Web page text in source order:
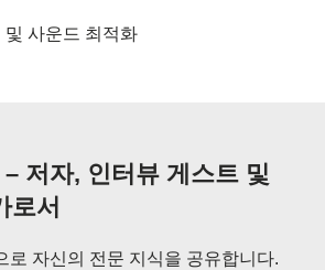
및 사운드 최적화
저자, 인터뷰 게스트 및
로서
로 자신의 전문 지식을 공유합니다.